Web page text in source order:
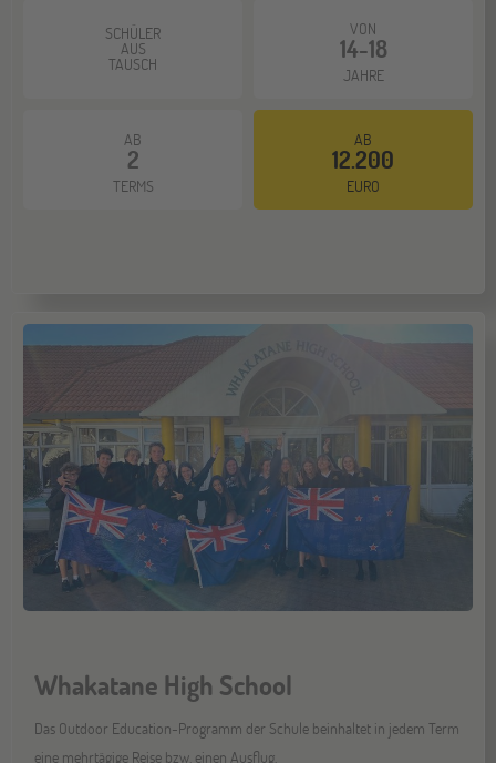
ONLINE
Schüleraustausch-Infoabend (Europa)
Hannover
Jugendbildungsmesse JuBi
NOV Jugendbildungsmesse JuBi
21
NOV
Münster
Jugendbildungsmesse JuBi
25
NOV
ONLINE
Schüleraustausch-Infoabend (Ozeanien &
Nordamerika)
08
DEZ
ONLINE
Schüleraustausch-Infoabend (Europa)
SCHÜLER
AUS
TAUSCH
VON
14-18
JAHRE
AB
2
TERMS
AB
12.200
EURO
Whakatane High School
Das Outdoor Education-Programm der Schule beinhaltet in jedem Term
eine mehrtägige Reise bzw. einen Ausflug.